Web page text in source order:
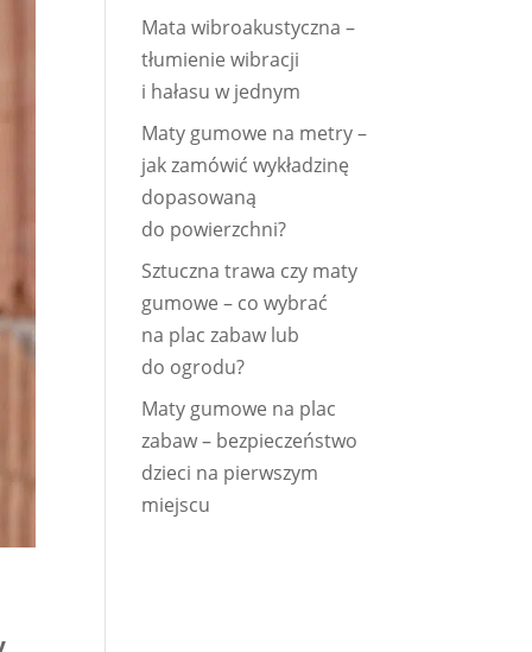
Mata wibroakustyczna –
tłumienie wibracji
i hałasu w jednym
Maty gumowe na metry –
jak zamówić wykładzinę
dopasowaną
do powierzchni?
Sztuczna trawa czy maty
gumowe – co wybrać
na plac zabaw lub
do ogrodu?
Maty gumowe na plac
zabaw – bezpieczeństwo
dzieci na pierwszym
miejscu